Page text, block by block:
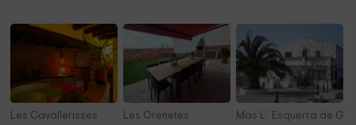
Les Cavallerisses Les Orenetes Mas L´Esquerra de